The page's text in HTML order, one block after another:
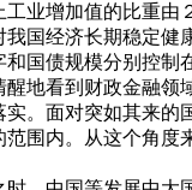
业增加值的比重由
国经济长期稳定健
国债规模分别控制
地看到财政金融领
。面对突如其来的
围内。从这个角度